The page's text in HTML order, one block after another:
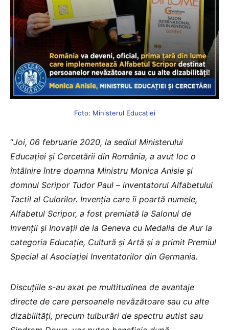
Foto: Ministerul Educației
“Joi, 06 februarie 2020, la sediul Ministerului
Educației și Cercetării din România, a avut loc o
întâlnire între doamna Ministru Monica Anisie și
domnul Scripor Tudor Paul – inventatorul Alfabetului
Tactil al Culorilor. Invenția care îi poartă numele,
Alfabetul Scripor, a fost premiată la Salonul de
Invenții și Inovații de la Geneva cu Medalia de Aur la
categoria Educație, Cultură și Artă și a primit Premiul
Special al Asociației Inventatorilor din Germania.
Discuțiile s-au axat pe multitudinea de avantaje
directe de care persoanele nevăzătoare sau cu alte
dizabilități, precum tulburări de spectru autist sau